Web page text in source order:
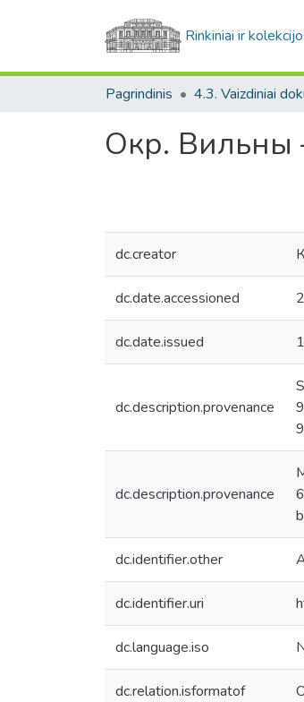
Rinkiniai ir
Pagrindinis
Окр. Вильны
dc.creator
dc.date.accessioned
dc.date.issued
dc.description.provenance
dc.description.provenance
dc.identifier.other
dc.identifier.uri
dc.language.iso
dc.relation.isformatof